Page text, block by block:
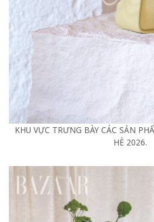
KHU VỰC TRƯNG BÀY CÁC SẢN
HÈ 2026.